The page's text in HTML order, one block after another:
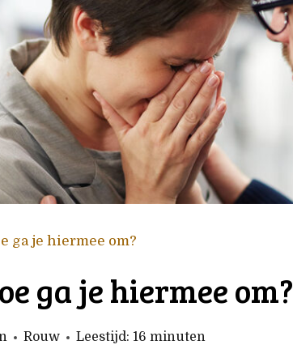
ga je hiermee om?
ga je hiermee om?
Rouw Leestijd: 16minuten